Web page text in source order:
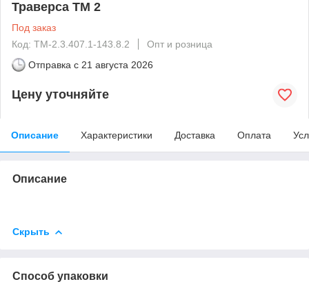
Траверса ТМ 2
Под заказ
Код: ТМ-2.3.407.1-143.8.2
Опт и розница
Отправка с 21 августа 2026
Цену уточняйте
Описание Характеристики Доставка Оплата
Описание
Скрыть
Способ упаковки